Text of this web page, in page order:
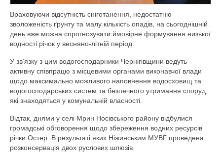
Дозвіл на спеціальне водокористува
Водокористування
Управління інфраструктурою
План діяльності системи енергетичного
менеджменту
Державні закупівлі
Запобігання корупції
Враховуючи відсутність сніготанення, недостатню
зволоженість ґрунту та малу кількість опадів, на сьогоднішній
день вже можна спрогнозувати ймовірне формування низької
водності річок у весняно-літній період.
У зв’язку з цим водогосподарники Чернігівщини ведуть
активну співпрацю з місцевими органами виконавчої влади
щодо максимально можливого наповнення водосховищ та
водогосподарських систем та безпечного утримання споруд,
які знаходяться у комунальній власності.
Відтак, днями у селі Мрин Носівського району відбулися
громадські обговорення щодо збереження водних ресурсів
річки Остер. В результаті яких Ніжинським МУВГ проведена
розконсервація двох руслових шлюзів.